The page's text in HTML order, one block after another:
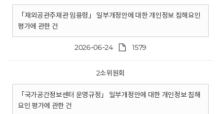
「재외공관주재관 임용령」 일부개정안에 대한 개인정보 침해요인
평가에 관한 건
2026-06-24 1579
2소위원회
「국가공간정보센터 운영규정」 일부개정안에 대한 개인정보 침해
요인 평가에 관한 건